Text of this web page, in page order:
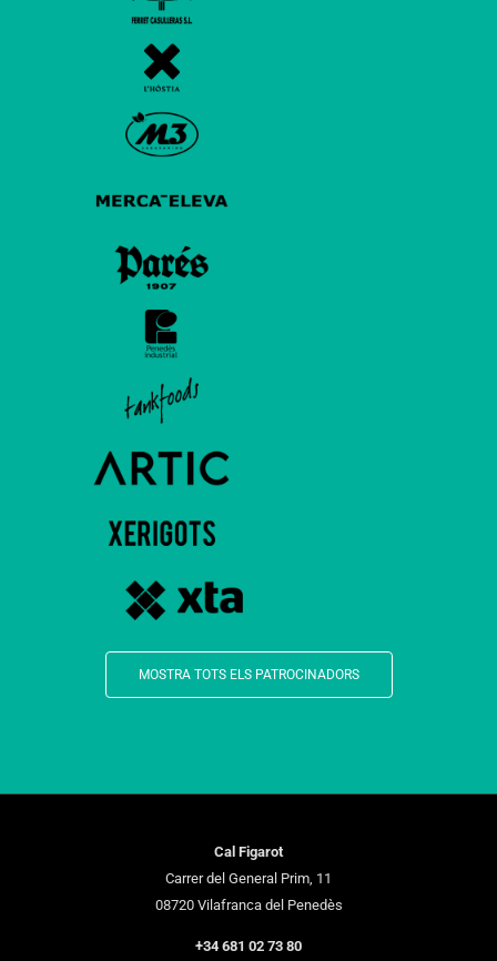
MOSTRA TOTS ELS PATROCINADORS
Cal Figarot
Carrer del General Prim, 11
08720 Vilafranca del Penedès
+34 681 02 73 80